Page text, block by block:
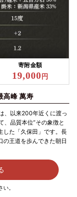
寄附金額
19,000
高峰 萬寿
、以来200年近くに渡っ
、品質本位”その象徴と
した「久保田」です。長
の王道を歩んできた朝日
。